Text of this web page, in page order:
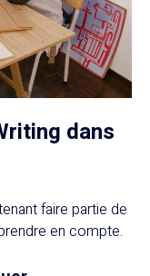
dans
faire partie de
en compte.